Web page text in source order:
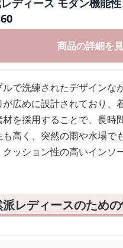
ディース モダン機能
商品の詳細を
ルで洗練されたデザインな
が広めに設計されており、
を採用することで、長時
も高く、突然の雨や水場で
クッション性の高いインソ
派レディースのため